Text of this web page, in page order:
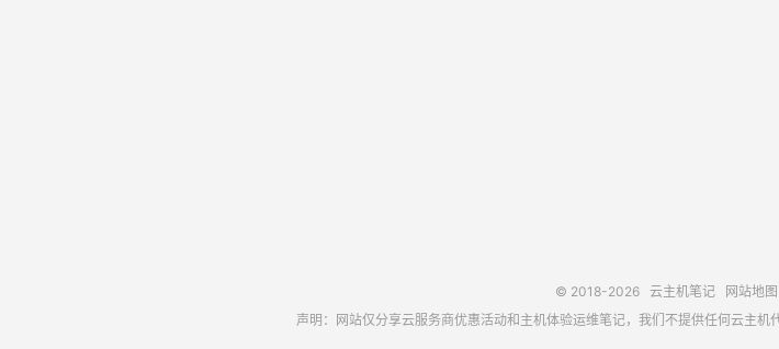
© 2018-2026 云主机笔记 网站地图
声明：网站仅分享云服务商优惠活动和主机体验运维笔记，我们不提供任何云主